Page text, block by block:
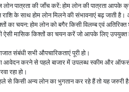
लोन पात्रता की जाँच करें: होम लोन की पात्रता आपके
के साथ होम लोन मिलने की संभावनाएं बढ़ जाती
का चयन: होम लोन को बगैर किसी विलम्ब एवं
ऐसी मासिक किश्तों का चयन करें जो आपके लिए
संबंधी सभी औपचारिकताएं पूरी हो।
आवेदन करने से पहले बाजार में उपलब्ध स्कीम और
रहा हो।
से किसी अन्य लोन का भुगतान कर रहे हैं तो यह जरुरी